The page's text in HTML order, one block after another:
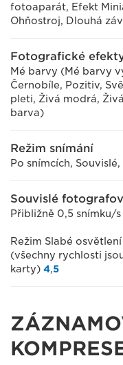
fotoaparát, Efekt
Ohňostroj, Dlouhá
Fotografické
Mé barvy (Mé barvy
Černobíle, Pozitiv,
pleti, Živá modrá,
barva)
Režim snímání
Po snímcích,
Souvislé
Přibližně 0,5 snímku/s
Režim Slabé
(všechny rychlosti
karty) 4,5